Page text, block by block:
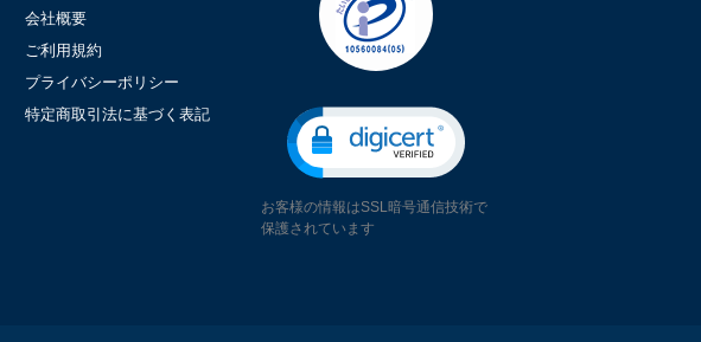
会社概要
ご利用規約
プライバシーポリシー
特定商取引法に基づく表記
お客様の情報はSSL暗号通信技術で
保護されています